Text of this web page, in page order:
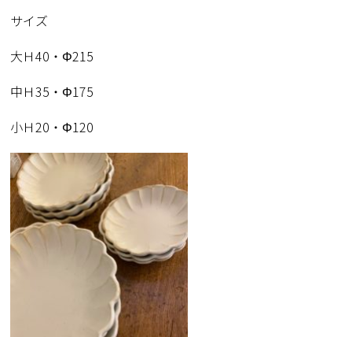
サイズ
大Ｈ40・Φ215
中Ｈ35・Φ175
小Ｈ20・Φ120